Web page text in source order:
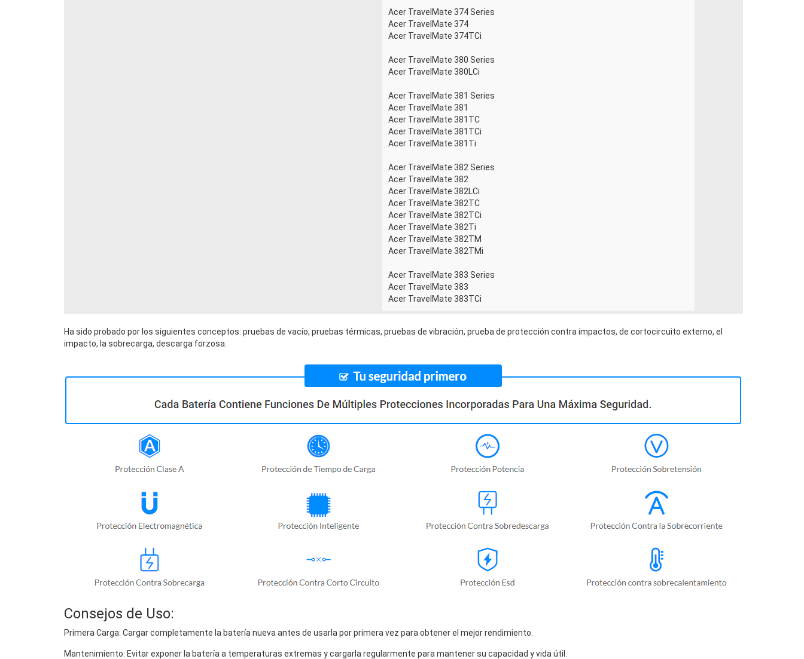
Acer TravelMate 374 Series
Acer TravelMate 374
Acer TravelMate 374TCi
Acer TravelMate 380 Series
Acer TravelMate 380LCi
Acer TravelMate 381 Series
Acer TravelMate 381
Acer TravelMate 381TC
Acer TravelMate 381TCi
Acer TravelMate 381Ti
Acer TravelMate 382 Series
Acer TravelMate 382
Acer TravelMate 382LCi
Acer TravelMate 382TC
Acer TravelMate 382TCi
Acer TravelMate 382Ti
Acer TravelMate 382TM
Acer TravelMate 382TMi
Acer TravelMate 383 Series
Acer TravelMate 383
Acer TravelMate 383TCi
Ha sido probado por los siguientes conceptos: pruebas de vacío, pruebas térmicas, pruebas de vibración, prueba de protección contra impactos, de cortocircuito externo, el
impacto, la sobrecarga, descarga forzosa.
Consejos de Uso:
Primera Carga: Cargar completamente la batería nueva antes de usarla por primera vez para obtener el mejor rendimiento.
Mantenimiento: Evitar exponer la batería a temperaturas extremas y cargarla regularmente para mantener su capacidad y vida útil.